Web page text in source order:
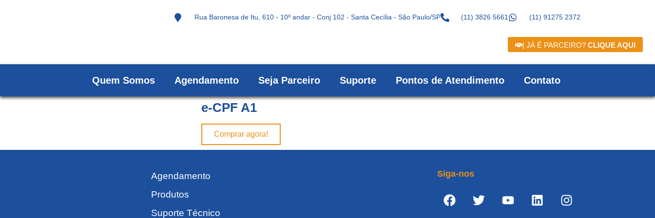
Rua Baronesa de Itu, 610 - 10º andar - Conj 102 - Santa Cecília - São Paulo/SP (11) 3826 5661 (11) 91275 2372
| JÁ É PARCEIRO? CLIQUE AQUI
Quem Somos Agendamento Seja Parceiro Suporte Pontos de Atendimento Contato
e-CPF A1
Comprar agora!
Agendamento
Produtos
Suporte Técnico
Siga-nos